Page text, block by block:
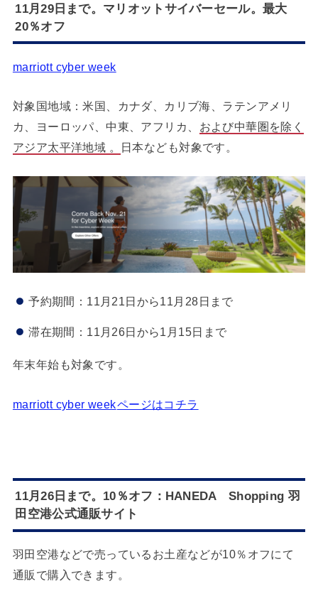
11月29日まで。マリオットサイバーセール。最大
20％オフ
marriott cyber week
対象国地域：米国、カナダ、カリブ海、ラテンアメリ
カ、ヨーロッパ、中東、アフリカ、 および中華圏を除く
アジア太平洋地域 。
日本なども対象です。
予約期間：11月21日から11月28日まで
滞在期間：11月26日から1月15日まで
年末年始も対象です。
marriott cyber weekページはコチラ
11月26日まで。10％オフ：HANEDA Shopping 羽
田空港公式通販サイト
羽田空港などで売っているお土産などが10％オフにて
通販で購入できます。